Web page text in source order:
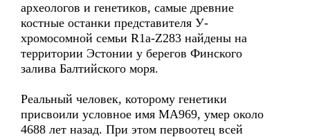
археологов и генетиков, самые древние
костные останки представителя У-
хромосомной семьи R1a-Z283 найдены на
территории Эстонии у берегов Финского
залива Балтийского моря.
Реальный человек, которому генетики
присвоили условное имя MA969, умер около
4688 лет назад. При этом первоотец всей